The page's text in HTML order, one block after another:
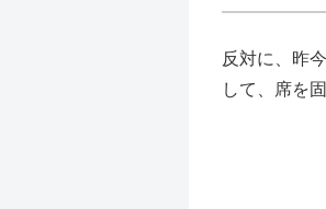
反対に、昨
して、席を